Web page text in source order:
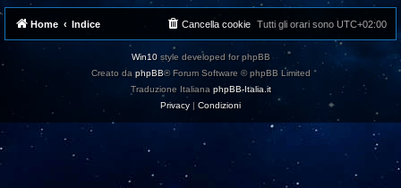
Home Indice Tutti gli orari sono UTC+02:00
Cancella cookie
Win10style developed for phpBB
Creato da phpBB® Forum Software © phpBB Limited
Traduzione Italiana phpBB-Italia.it
Privacy | Condizioni